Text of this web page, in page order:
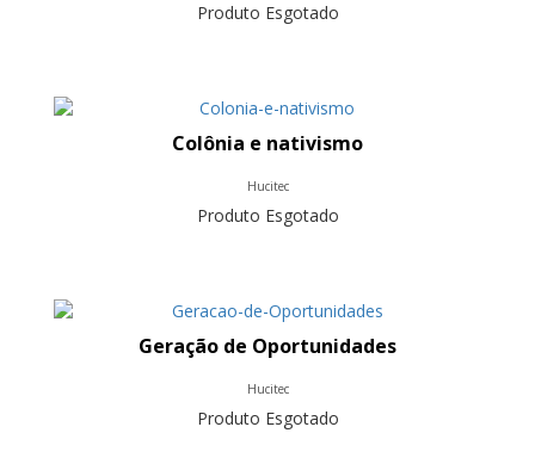
Produto Esgotado
Colônia e nativismo
Hucitec
Produto Esgotado
Geração de Oportunidades
Hucitec
Produto Esgotado